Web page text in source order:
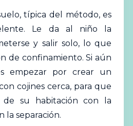
típica del método, es
Le da al niño la
y salir solo, lo que
de confinamiento. Si aún
empezar por crear un
cojines cerca, para que
de su habitación con la
la separación.